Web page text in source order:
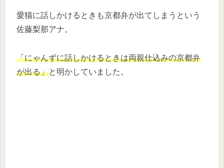
愛猫に話しかけるときも京都弁が出てしまうという
佐藤梨那アナ。
「にゃんずに話しかけるときは両親仕込みの京都弁
が出る」と明かしていました。